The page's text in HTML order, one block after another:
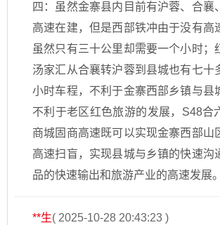
四：虽然金寨县内目前有沪蓉、合襄
高速在建，但是西部铁冲由于没有高
虽然只有三十公里却需要一个小时；
汤家汇从合襄转沪蓉到县城也有七十
小时车程，不利于金寨西部乡镇与县
不利于老区红色旅游的发展，S48合
商城固商高速既可以实现金寨西部山
高速扫盲，实现县城与乡镇的快速沟
品的快速输出和旅游产业的高速发展。
**生( 2025-10-28 20:43:23 )